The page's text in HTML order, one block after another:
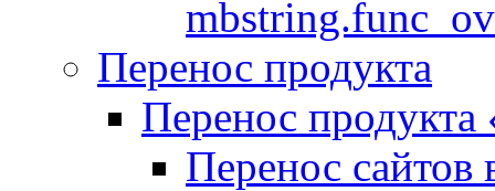
Перенос продукта
Перенос продукта
Перенос сайтов